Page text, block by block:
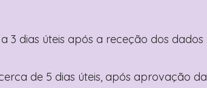
3 dias úteis após a receção dos dados
de 5 dias úteis, após aprovação da